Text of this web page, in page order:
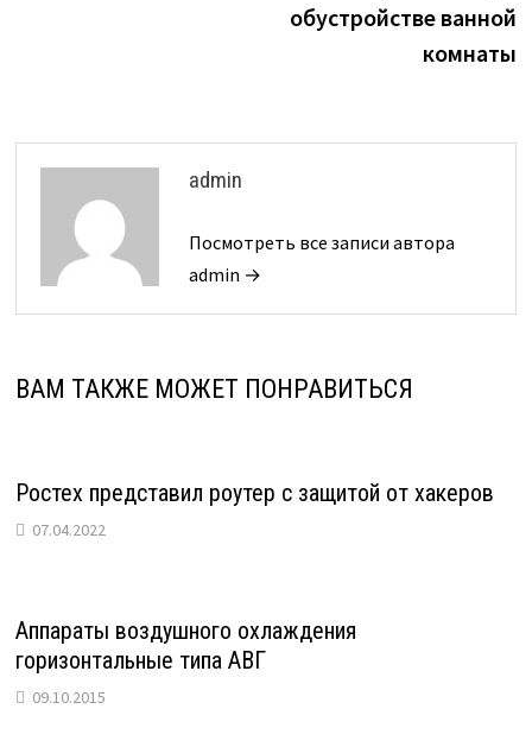
обустройстве ванной
комнаты
admin
Посмотреть все записи автора
admin →
ВАМ ТАКЖЕ МОЖЕТ ПОНРАВИТЬСЯ
Ростех представил роутер с защитой от хакеров
07.04.2022
Аппараты воздушного охлаждения
горизонтальные типа АВГ
09.10.2015